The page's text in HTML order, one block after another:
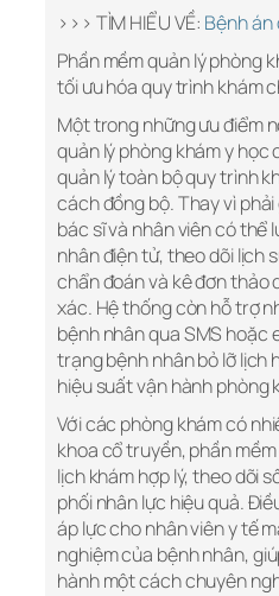
>>> TÌM HIỂU VỀ: Bệnh án
Phần mềm quản lý phòng
tối ưu hóa quy trình khám
Một trong những ưu điểm
quản lý phòng khám y học
quản lý toàn bộ quy trình
cách đồng bộ. Thay vì
bác sĩ và nhân viên có thể
nhân điện tử, theo dõi lịch
chẩn đoán và kê đơn thảo
xác. Hệ thống còn hỗ trợ
bệnh nhân qua SMS hoặc
trạng bệnh nhân bỏ lỡ lịch
hiệu suất vận hành phòng
Với các phòng khám có
khoa cổ truyền, phần
lịch khám hợp lý, theo dõi
phối nhân lực hiệu quả.
áp lực cho nhân viên y tế
nghiệm của bệnh nhân,
hành một cách chuyên